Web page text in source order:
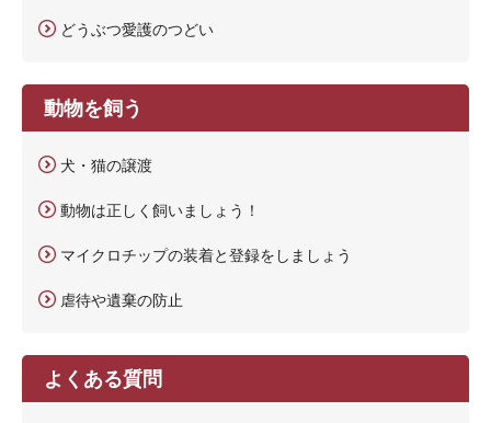
どうぶつ愛護のつどい
動物を飼う
犬・猫の譲渡
動物は正しく飼いましょう！
マイクロチップの装着と登録をしましょう
虐待や遺棄の防止
よくある質問